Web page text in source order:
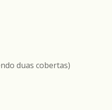
duas cobertas)